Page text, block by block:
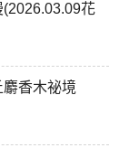
花
香木祕境